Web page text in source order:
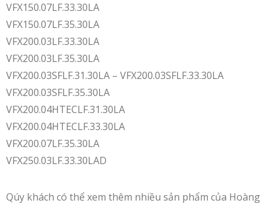
VFX150.07LF.33.30LA
VFX150.07LF.35.30LA
VFX200.03LF.33.30LA
VFX200.03LF.35.30LA
VFX200.03SFLF.31.30LA – VFX200.03SFLF.33.30LA
VFX200.03SFLF.35.30LA
VFX200.04HTECLF.31.30LA
VFX200.04HTECLF.33.30LA
VFX200.07LF.35.30LA
VFX250.03LF.33.30LAD
Qúy khách có thể xem thêm nhiều sản phẩm của Hoàng